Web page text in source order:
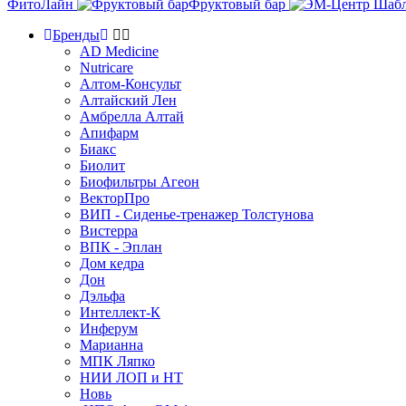
ФитоЛайн
Фруктовый бар
Бренды
AD Medicine
Nutricare
Алтом-Консульт
Алтайский Лен
Амбрелла Алтай
Апифарм
Биакс
Биолит
Биофильтры Агеон
ВекторПро
ВИП - Сиденье-тренажер Толстунова
Вистерра
ВПК - Эплан
Дом кедра
Дон
Дэльфа
Интеллект-К
Инферум
Марианна
МПК Ляпко
НИИ ЛОП и НТ
Новь